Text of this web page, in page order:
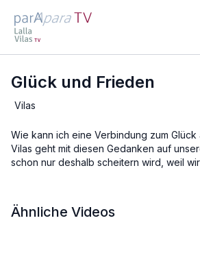
Glück und Frieden
Vilas
Wie kann ich eine Verbindung zum
Vilas geht mit diesen Gedanken auf
schon nur deshalb scheitern wird, weil
Verbindung zu der Erfahrung des in uns
nur gelingen, wenn wir innerlich unseren Frieden mit uns selbst
Ähnliche Videos